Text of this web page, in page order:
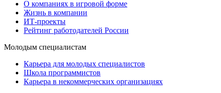
О компаниях в игровой форме
Жизнь в компании
ИТ-проекты
Рейтинг работодателей России
Молодым специалистам
Карьера для молодых специалистов
Школа программистов
Карьера в некоммерческих организациях